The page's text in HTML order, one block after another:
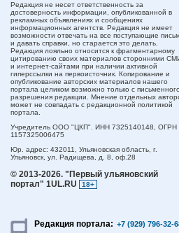
Редакция не несет ответственность за
достоверность информации, опубликованной в
рекламных объявлениях и сообщениях
информационных агентств. Редакция не имеет
возможности отвечать на все поступающие
и давать справки, но старается это делать.
Редакция лояльно относится к фрагментарному
цитированию своих материалов сторонними
и интернет-сайтами при наличии активной
гиперссылки на первоисточник. Копирование и
опубликование авторских материалов нашего
портала целиком возможно только с письменного
разрешения редакции. Мнение отдельных
может не совпадать с редакционной политикой
портала.
Учредитель ООО "ЦКП". ИНН 7325140148, ОГРН
1157325006475
Юр. адрес: 432011, Ульяновская область, г.
Ульяновск, ул. Радищева, д. 8, оф.28
© 2013-2026. "Первый ульяновский
портал" 1UL.RU
18+
Редакция портала: +7 (929) 796-32-